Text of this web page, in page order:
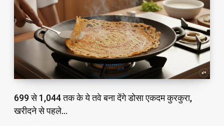
₹699 से ₹1,044 तक के ये तवे बना देंगे डोसा एकदम कुरकुरा,
खरीदने से पहले…